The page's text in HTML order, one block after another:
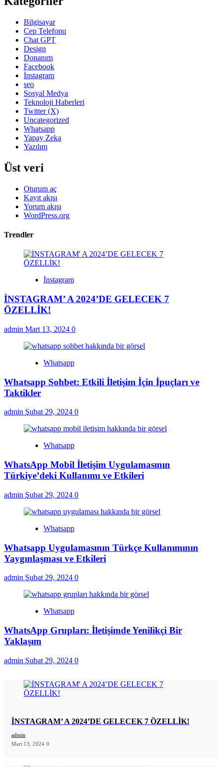
Bilgisayar
Cep Telefonu
Chat GPT
Design
Donanım
Facebook
İnstagram
seo
Sosyal Medya
Teknoloji Haberleri
Twitter (X)
Uncategorized
Whatsapp
Yapay Zeka
Yazılım
Üst veri
Oturum aç
Kayıt akışı
Yorum akışı
WordPress.org
Trendler
İnstagram
İNSTAGRAM’ A 2024’DE GELECEK 7
ÖZELLİK!
admin Mart 13, 2024 0
Whatsapp
Whatsapp Sohbet: Etkili İletişim İçin İpuçları ve
Taktikler
admin Şubat 29, 2024 0
Whatsapp
WhatsApp Mobil İletişim Uygulamasının
Türkiye’deki Kullanımı ve Etkileri
admin Şubat 29, 2024 0
Whatsapp
Whatsapp Uygulamasının Türkçe Kullanımının
Yaygınlaşması ve Etkileri
admin Şubat 29, 2024 0
Whatsapp
WhatsApp Grupları: İletişimde Yenilikçi Bir
Yaklaşım
admin Şubat 29, 2024 0
İNSTAGRAM’ A 2024’DE GELECEK 7 ÖZELLİK!
admin
Mart 13, 2024 0